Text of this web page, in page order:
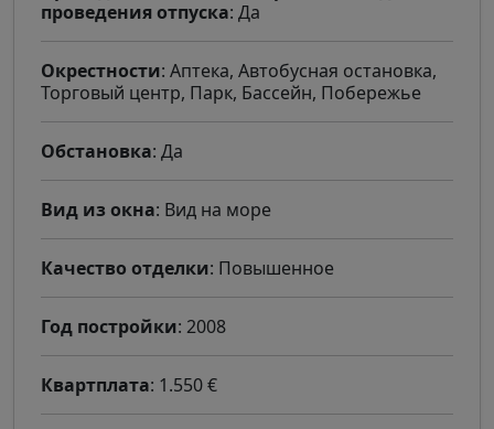
проведения отпуска: Да
Окрестности: Аптека, Автобусная остановка,
Торговый центр, Парк, Бассейн, Побережье
Обстановка: Да
Вид из окна: Вид на море
Качество отделки: Повышенное
Год постройки: 2008
Квартплата: 1.550 €